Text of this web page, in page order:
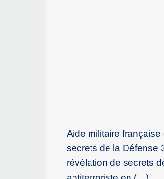
Aide militaire
secrets de la Défense
révélation de secrets